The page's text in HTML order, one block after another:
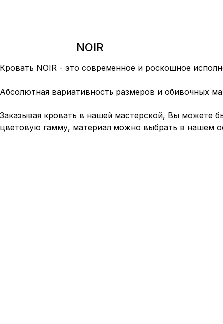
Кровать NOIR - это современное и роскошное
Абсолютная вариативность размеров и обивочных
Заказывая кровать в нашей мастерской, Вы можете
цветовую гамму, материал можно выбрать в нашем
NOIR